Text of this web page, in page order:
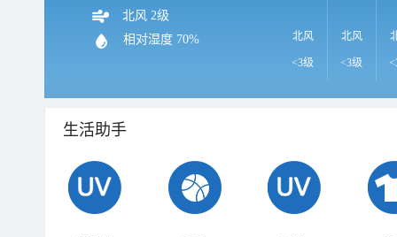
北风 2级
相对湿度 70% 北风
<3级
北风
<3级
生活助手